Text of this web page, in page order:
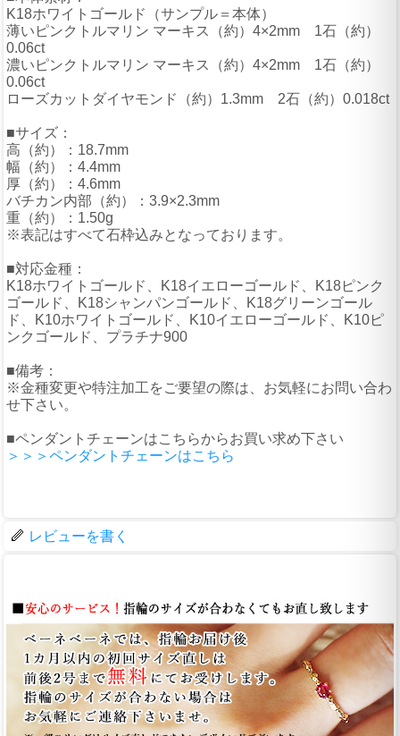
K18ホワイトゴールド（サンプル＝本体）
薄いピンクトルマリン マーキス（約）4×2mm 1石（約）
0.06ct
濃いピンクトルマリン マーキス（約）4×2mm 1石（約）
0.06ct
ローズカットダイヤモンド（約）1.3mm 2石（約）0.018ct
■サイズ：
高（約）：18.7mm
幅（約）：4.4mm
厚（約）：4.6mm
バチカン内部（約）：3.9×2.3mm
重（約）：1.50g
※表記はすべて石枠込みとなっております。
■対応金種：
K18ホワイトゴールド、K18イエローゴールド、K18ピンク
ゴールド、K18シャンパンゴールド、K18グリーンゴール
ド、K10ホワイトゴールド、K10イエローゴールド、K10ピ
ンクゴールド、プラチナ900
■備考：
※金種変更や特注加工をご要望の際は、お気軽にお問い合わ
せ下さい。
■ペンダントチェーンはこちらからお買い求め下さい
＞＞＞ペンダントチェーンはこちら
レビューを書く